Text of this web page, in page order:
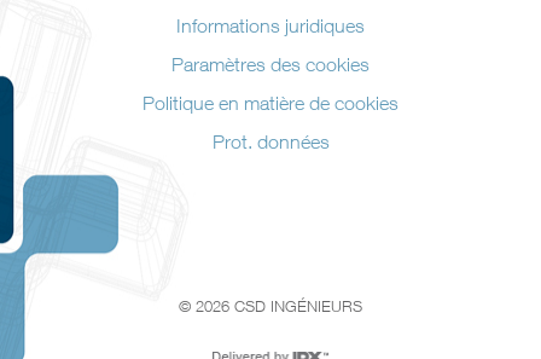
Informations juridiques
Paramètres des cookies
Politique en matière de cookies
Prot. données
© 2026 CSD INGÉNIEURS